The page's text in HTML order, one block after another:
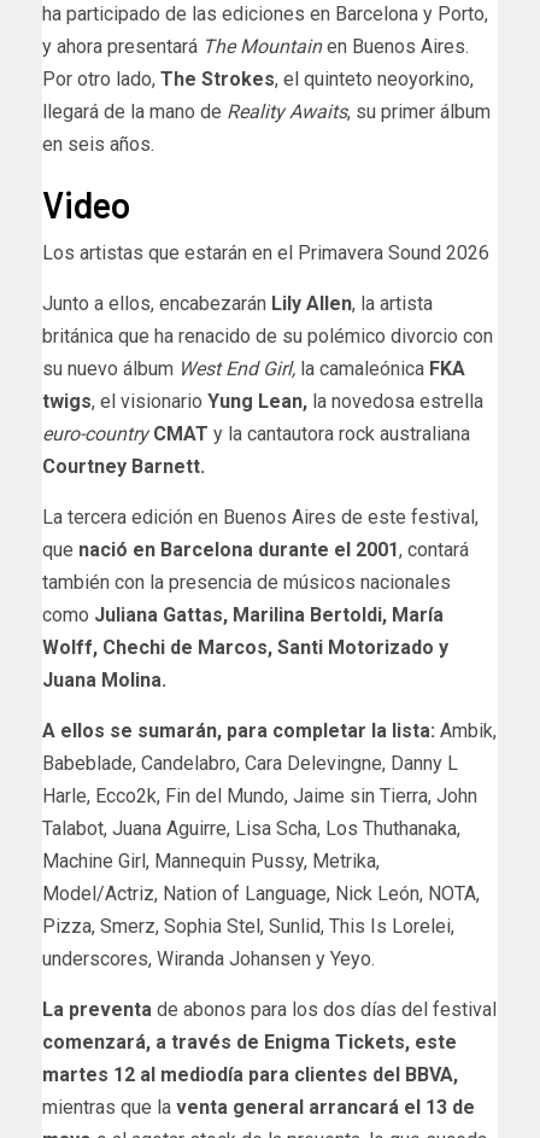
ha participado de las ediciones en Barcelona y Porto,
y ahora presentará The Mountainen Buenos Aires.
Por otro lado, The Strokes, el quinteto neoyorkino,
llegará de la mano de Reality Awaits, su primer álbum
en seis años.
Video
Los artistas que estarán en el Primavera Sound 2026
Junto a ellos, encabezarán Lily Allen, la artista
británica que ha renacido de su polémico divorcio con
su nuevo álbum West End Girl, la camaleónica FKA
twigs, el visionario Yung Lean, la novedosa estrella
euro-country CMAT y la cantautora rock australiana
Courtney Barnett.
La tercera edición en Buenos Aires de este festival,
que nació en Barcelona durante el 2001, contará
también con la presencia de músicos nacionales
como Juliana Gattas, Marilina Bertoldi, María
Wolff, Chechi de Marcos, Santi Motorizado y
Juana Molina.
A ellos se sumarán, para completar la lista: Ambik,
Babeblade, Candelabro, Cara Delevingne, Danny L
Harle, Ecco2k, Fin del Mundo, Jaime sin Tierra, John
Talabot, Juana Aguirre, Lisa Scha, Los Thuthanaka,
Machine Girl, Mannequin Pussy, Metrika,
Model/Actriz, Nation of Language, Nick León, NOTA,
Pizza, Smerz, Sophia Stel, Sunlid, This Is Lorelei,
underscores, Wiranda Johansen y Yeyo.
La preventa de abonos para los dos días del festival
comenzará, a través de Enigma Tickets, este
martes 12 al mediodía para clientes del BBVA,
mientras que la venta general arrancará el 13 de